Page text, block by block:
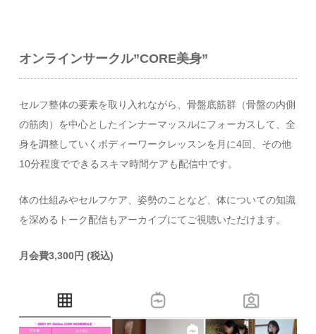
オンラインサークル”CORE美身”
セルフ整体の要素を取り入れながら、骨盤底筋群（骨盤の内側
の筋肉）を中心としたインナーマッスルにフォーカスして、全
身を調整していくボディーワークレッスンを月に4回、その他
10分程度でできるスキマ時間ケアも配信中です。
体の仕組みやセルフケア、姿勢のことなど、体についての知識
を深めるトーク配信もアーカイブにてご視聴いただけます。
月会費3,300円 (税込)